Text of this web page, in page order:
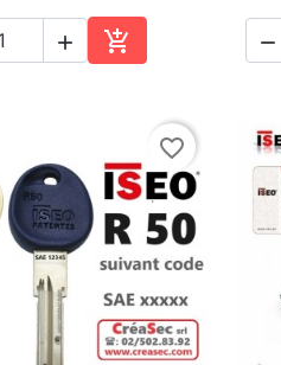
 
Ajouter au panier

favorite_border